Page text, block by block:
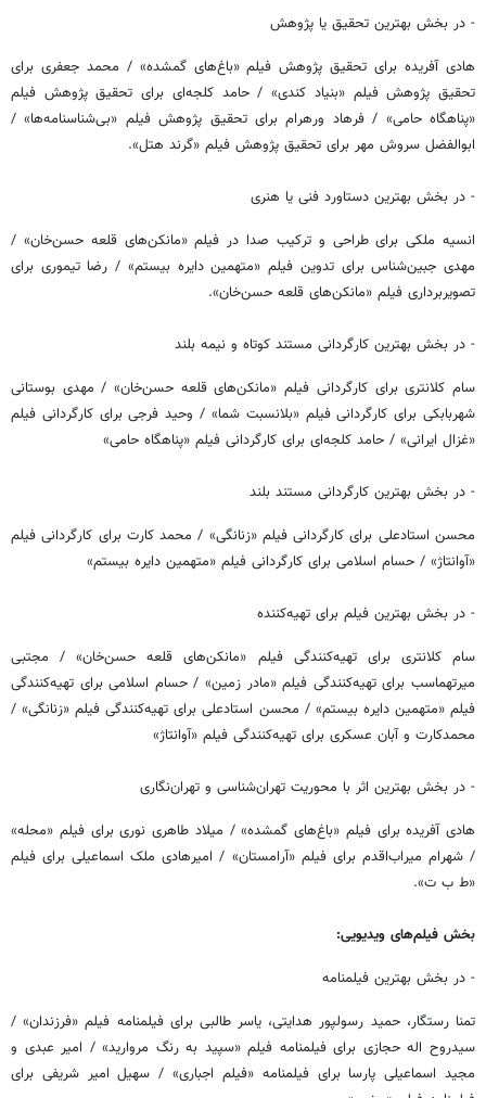
- در بخش بهترین تحقیق یا پژوهش
هادی آفریده برای تحقیق پژوهش فیلم «باغ‌های گمشده» / محمد جعفری برای
تحقیق پژوهش فیلم «بنیاد کندی» / حامد کلجه‌ای برای تحقیق پژوهش فیلم
«پناهگاه حامی» / فرهاد ورهرام برای تحقیق پژوهش فیلم «بی‌شناسنامه‌ها» /
ابوالفضل سروش مهر برای تحقیق پژوهش فیلم «گرند هتل».
- در بخش بهترین دستاورد فنی یا هنری
انسیه ملکی برای طراحی و ترکیب صدا در فیلم «مانکن‌های قلعه حسن‌خان» /
مهدی جبین‌شناس برای تدوین فیلم «متهمین دایره بیستم» / رضا تیموری برای
تصویربرداری فیلم «مانکن‌های قلعه حسن‌خان».
- در بخش بهترین کارگردانی مستند کوتاه و نیمه بلند
سام کلانتری برای کارگردانی فیلم «مانکن‌های قلعه حسن‌خان» / مهدی بوستانی
شهربابکی برای کارگردانی فیلم «بلانسبت شما» / وحید فرجی برای کارگردانی فیلم
«غزال ایرانی» / حامد کلجه‌ای برای کارگردانی فیلم «پناهگاه حامی»
- در بخش بهترین کارگردانی مستند بلند
محسن استادعلی برای کارگردانی فیلم «زنانگی» / محمد کارت برای کارگردانی فیلم
«آوانتاژ» / حسام اسلامی برای کارگردانی فیلم «متهمین دایره بیستم»
- در بخش بهترین فیلم برای تهیه‌کننده
سام کلانتری برای تهیه‌کنندگی فیلم «مانکن‌های قلعه حسن‌خان» / مجتبی
میرتهماسب برای تهیه‌کنندگی فیلم «مادر زمین» / حسام اسلامی برای تهیه‌کنندگی
فیلم «متهمین دایره بیستم» / محسن استادعلی برای تهیه‌کنندگی فیلم «زنانگی» /
محمدکارت و آبان عسکری برای تهیه‌کنندگی فیلم «آوانتاژ»
- در بخش بهترین اثر با محوریت تهران‌شناسی و تهران‌نگاری
هادی آفریده برای فیلم «باغ‌های گمشده» / میلاد طاهری نوری برای فیلم «محله»
/ شهرام میراب‌اقدم برای فیلم «آرامستان» / امیرهادی ملک اسماعیلی برای فیلم
«ط ب ت».
بخش فیلم‌های ویدیویی:
- در بخش بهترین فیلمنامه
تمنا رستگار، حمید رسولپور هدایتی، یاسر طالبی برای فیلمنامه فیلم «فرزندان» /
سیدروح اله حجازی برای فیلمنامه فیلم «سپید به رنگ مروارید» / امیر عبدی و
مجید اسماعیلی پارسا برای فیلمنامه «فیلم اجباری» / سهیل امیر شریفی برای